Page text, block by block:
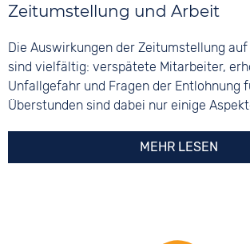
Zeitumstellung und Arbeit
Die Auswirkungen der Zeitumstellung
sind vielfältig: verspätete Mitarbeiter,
Unfallgefahr und Fragen der Entlohnung
Überstunden sind dabei nur einige
MEHR LESEN